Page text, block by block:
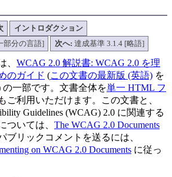
イントロダクション
部分の言語] 次へ: 達成基準 3.1.4 [略語]
、 WCAG 2.0 解説書: WCAG 2.0 を理
のガイド (この文書の最新版 (英語) を
一部です。文書全体を単一 HTML フ
もご利用いただけます。この文書と、
Guidelines (WCAG) 2.0 に関連する
ついては、 The WCAG 2.0 Documents
ブリックコメントを送るには、
on WCAG 2.0 Documents に従っ